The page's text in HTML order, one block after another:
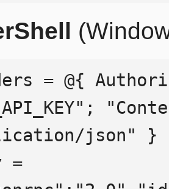
= @{
json" }
=